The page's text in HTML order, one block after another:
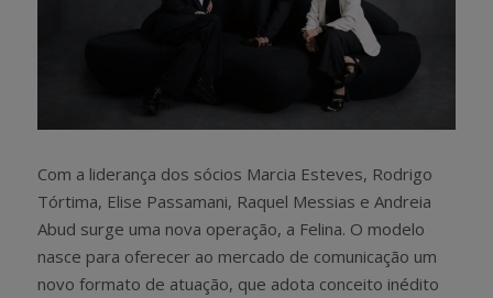
Com a liderança dos sócios Marcia Esteves, Rodrigo
Tórtima, Elise Passamani, Raquel Messias e Andreia
Abud surge uma nova operação, a Felina. O modelo
nasce para oferecer ao mercado de comunicação um
novo formato de atuação, que adota conceito inédito